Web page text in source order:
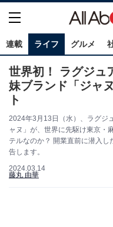
連載 ライフ グルメ
世界初！ ラグジュ
妹ブランド「ジャ
ト
2024年3月13日（水）、ラグジ
ャヌ」が、世界に先駆け東京・
テルなのか？ 開業直前に潜入
告します。
2024.03.14
藤丸 由華